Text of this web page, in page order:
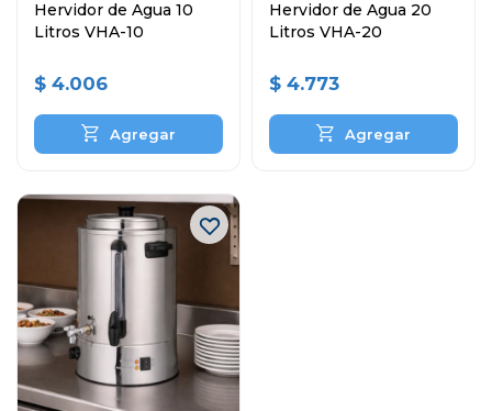
Hervidor de Agua 10
Litros VHA-10
$ 4.006
Hervidor de Agua 20
Litros VHA-20
$ 4.773